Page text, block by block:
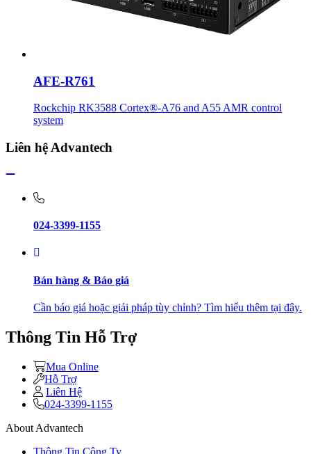
AFE-R761
Rockchip RK3588 Cortex®-A76 and A55 AMR control
system
Liên hệ Advantech
024-3399-1155
Bán hàng & Báo giá
Cần báo giá hoặc giải pháp tùy chỉnh? Tìm hiểu thêm tại đây.
Thông Tin Hỗ Trợ
Mua Online
Hỗ Trợ
Liên Hệ
024-3399-1155
About Advantech
Thông Tin Công Ty